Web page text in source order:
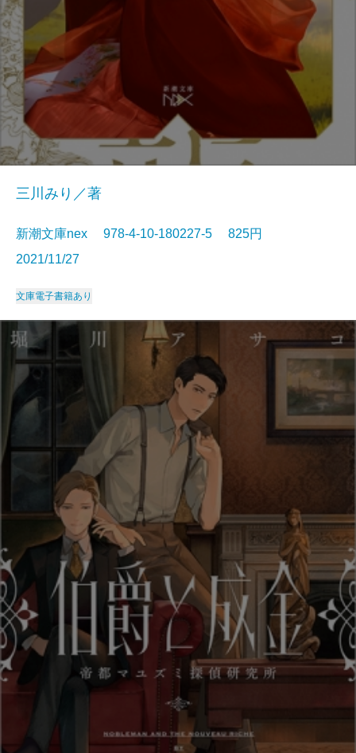
三川みり／著
新潮文庫nex 978-4-10-180227-5 825円
2021/11/27
文庫電子書籍あり